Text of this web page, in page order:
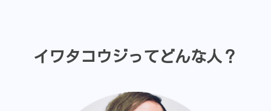
イワタコウジってどんな人？